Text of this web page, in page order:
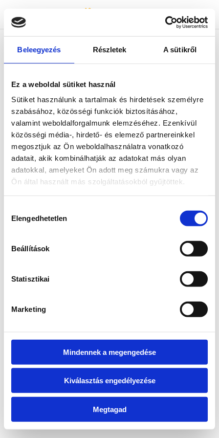
Beleegyezés Részletek A sütikről
Ez a weboldal sütiket használ
Sütiket használunk a tartalmak és hirdetések személyre
szabásához, közösségi funkciók biztosításához,
valamint weboldalforgalmunk elemzéséhez. Ezenkívül
közösségi média-, hirdető- és elemező partnereinkkel
megosztjuk az Ön weboldalhasználatra vonatkozó
adatait, akik kombinálhatják az adatokat más olyan
adatokkal, amelyeket Ön adott meg számukra vagy az
Ön által használt más szolgáltatásokból gyűjtöttek.
kiválasztása
Elengedhetetlen
Beállítások
Statisztikai
Marketing
Mindennek a megengedése
Kiválasztás engedélyezése
Megtagad
404-es hiba :(
Kérjük, térj vissza a főoldalra és indítsd újra a
keresést!